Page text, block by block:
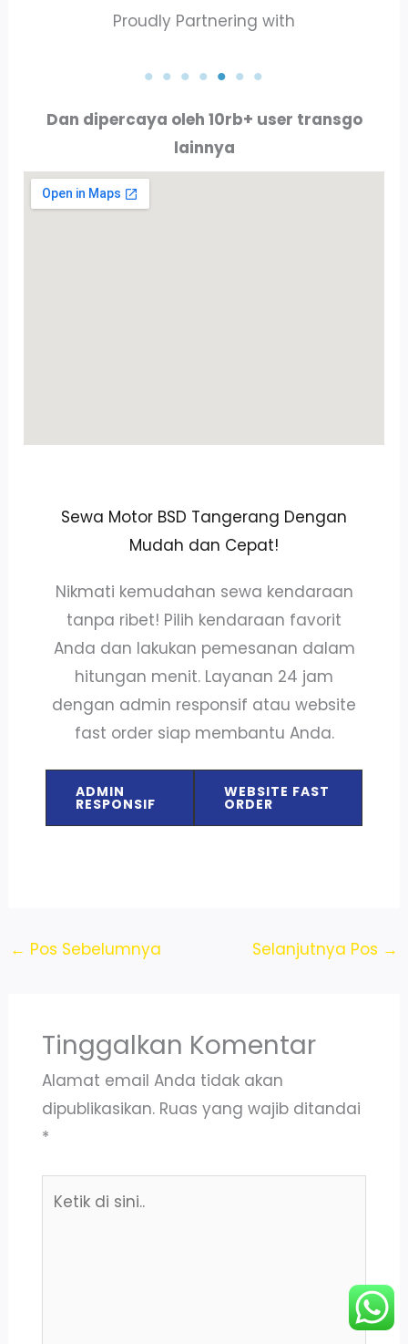
Proudly Partnering with
GUNA PRATAMA
Dan dipercaya oleh 10rb+ user transgo
lainnya
Sewa Motor BSD Tangerang Dengan
Mudah dan Cepat!
Nikmati kemudahan sewa kendaraan
tanpa ribet! Pilih kendaraan favorit
Anda dan lakukan pemesanan dalam
hitungan menit. Layanan 24 jam
dengan admin responsif atau website
fast order siap membantu Anda.
ADMIN
RESPONSIF
WEBSITE FAST
ORDER
← Pos Sebelumnya Selanjutnya Pos →
Tinggalkan Komentar
Alamat email Anda tidak akan
dipublikasikan. Ruas yang wajib ditandai
*